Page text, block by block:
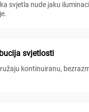
svjetla nude jaku
svjetlosti
kontinuiranu,